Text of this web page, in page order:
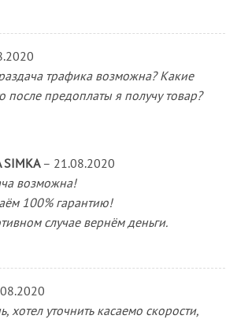
трафика возможна? Какие
после предоплаты я получу товар?
SIMKA– 21.08.2020
возможна!
100% гарантию!
случае вернём деньги.
хотел уточнить касаемо скорости,